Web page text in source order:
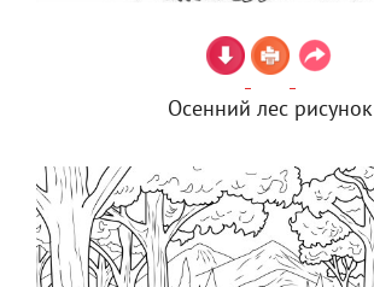
Осенний лес рисунок